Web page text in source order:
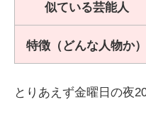
似ている芸能人
特徴（どんな人物か）
とりあえず金曜日の夜